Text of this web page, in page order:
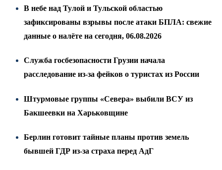
В небе над Тулой и Тульской областью
зафиксированы взрывы после атаки БПЛА: свежие
данные о налёте на сегодня, 06.08.2026
Служба госбезопасности Грузии начала
расследование из-за фейков о туристах из России
Штурмовые группы «Севера» выбили ВСУ из
Бакшеевки на Харьковщине
Берлин готовит тайные планы против земель
бывшей ГДР из-за страха перед АдГ